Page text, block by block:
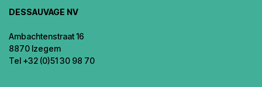
DESSAUVAGE NV
Ambachtenstraat 16
8870 Izegem
Tel +32 (0)51 30 98 70